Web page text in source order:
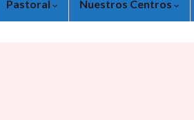
Pastoral Nuestros Centros